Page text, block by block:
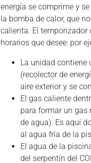
energía se comprime y
la bomba de calor, que
calienta. El temporizador
horarios que desee: por
La unidad contiene
(recolector de
aire exterior y se
El gas caliente
para formar un gas
de agua). Es aquí
al agua fría de la
El agua de la
del serpentín del